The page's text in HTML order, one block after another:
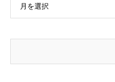
月を選択